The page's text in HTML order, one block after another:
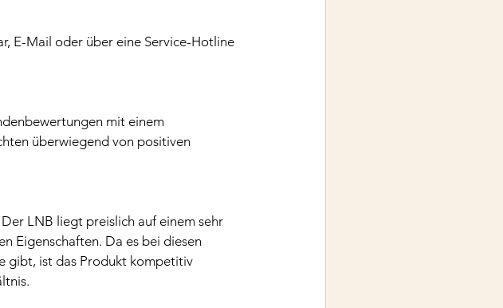
E-Mail oder über eine Service-Hotline
mit einem
überwiegend von positiven
Der LNB liegt preislich auf einem sehr
Eigenschaften. Da es bei diesen
gibt, ist das Produkt kompetitiv